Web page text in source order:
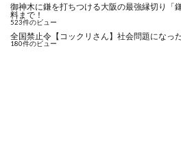
御神木に鎌を打ちつける大阪の最強縁切り「
料まで！
523件のビュー
全国禁止令【コックリさん】社会問題になっ
180件のビュー